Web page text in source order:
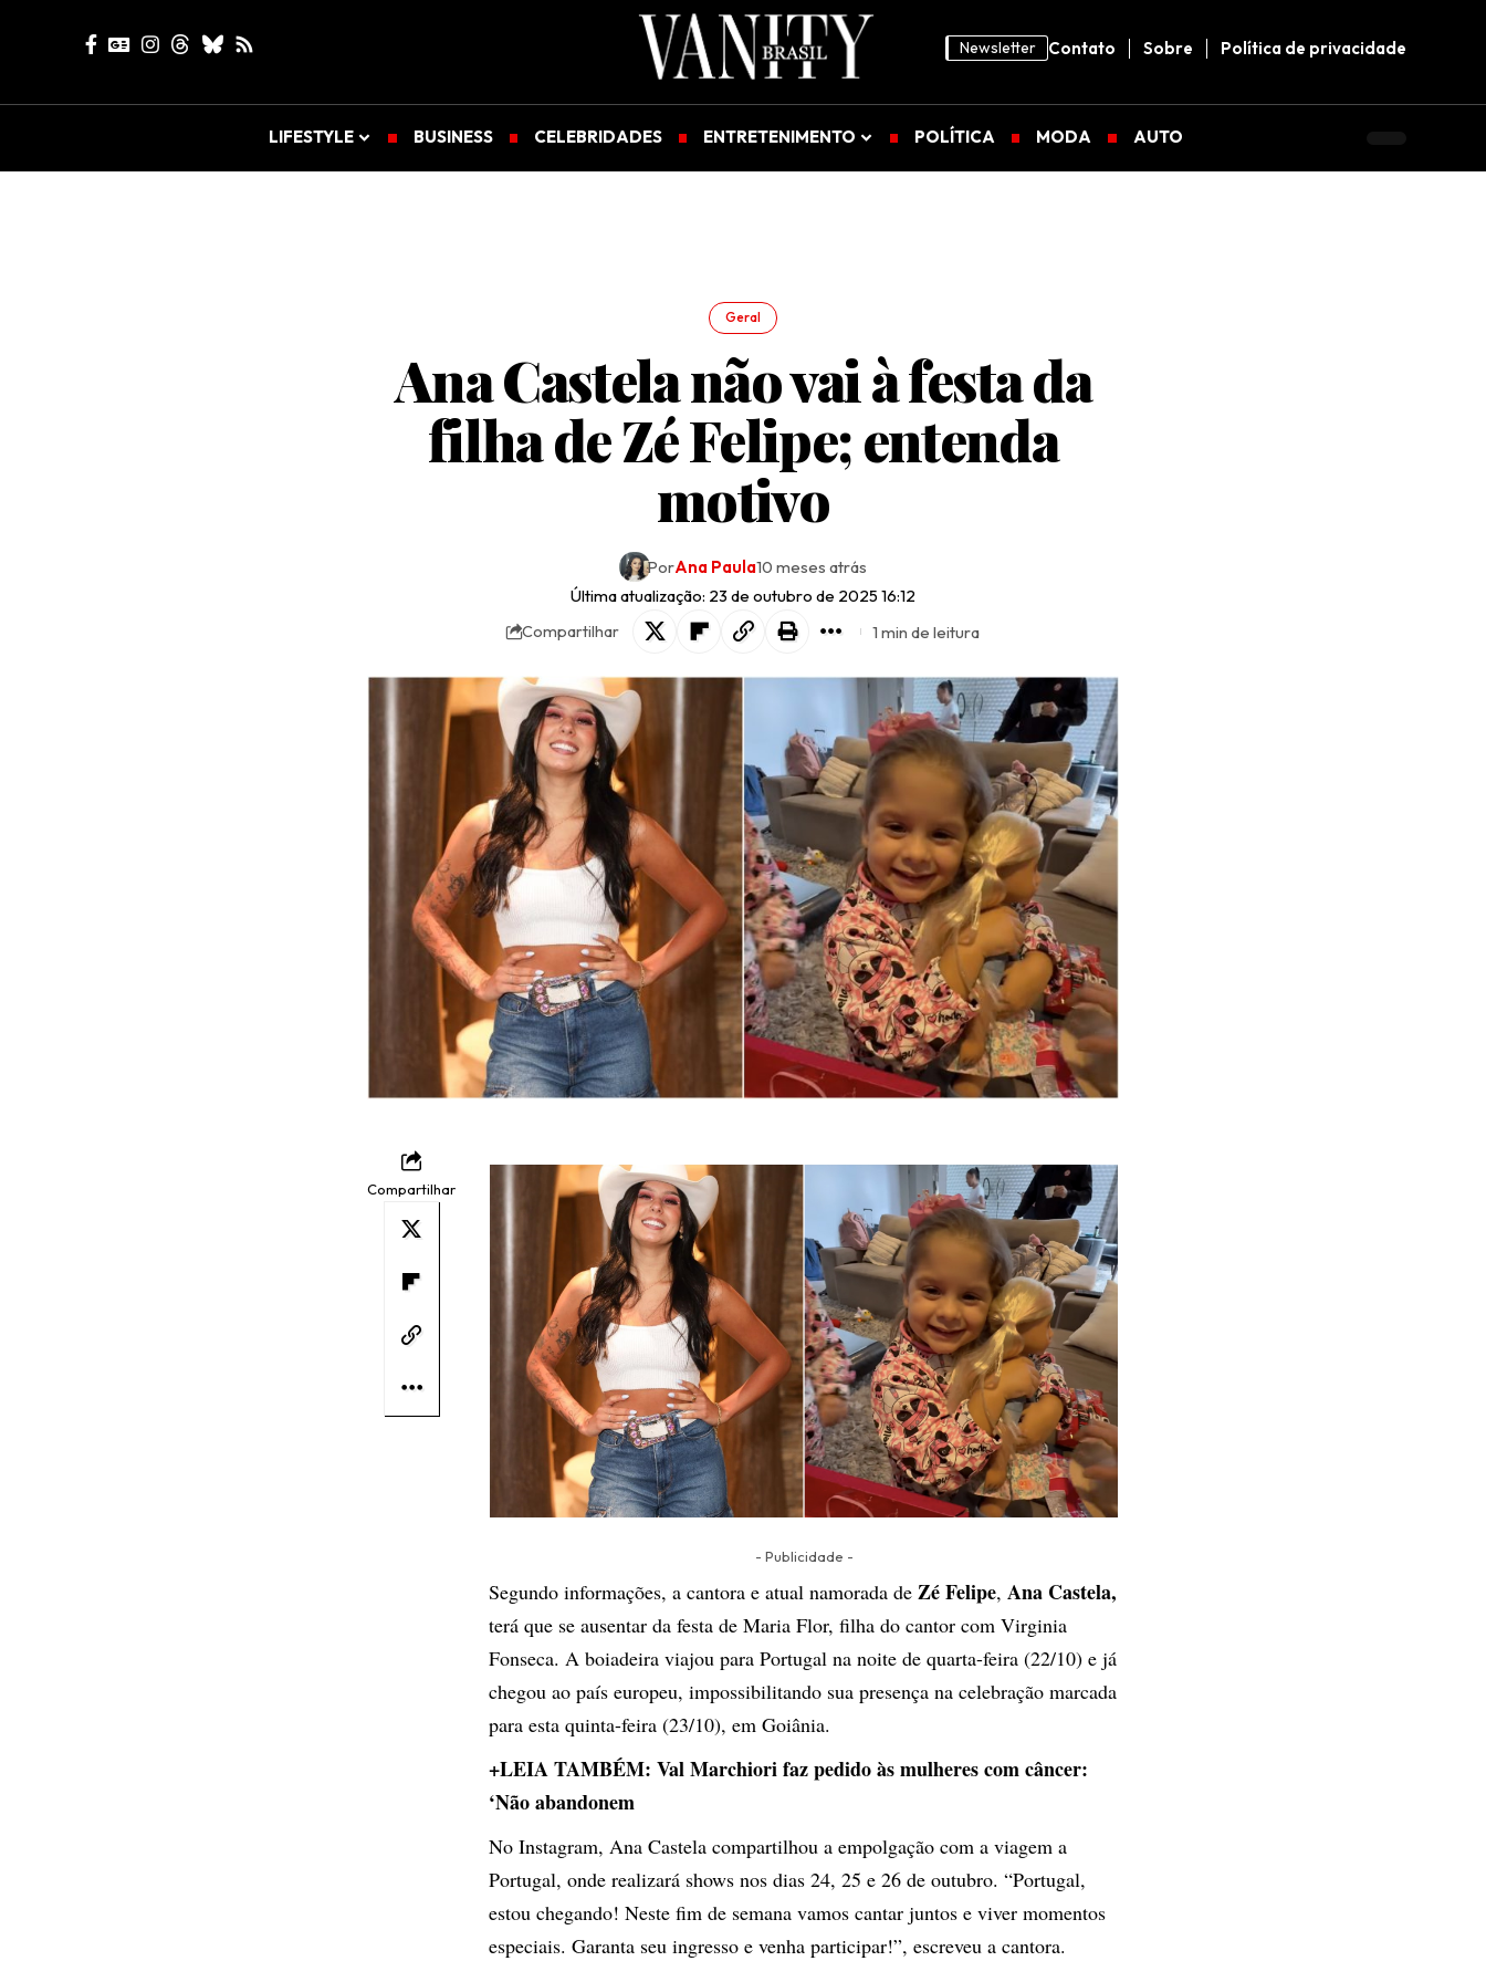
Newsletter Contato Sobre Política de privacidade
LIFESTYLE BUSINESS CELEBRIDADES ENTRETENIMENTO POLÍTICA MODA AUTO
Geral
Ana Castela não vai à festa da
filha de Zé Felipe; entenda
motivo
Última atualização: 23 de outubro de 2025 16:12
PorAna Paula10 meses atrás
Compartilhar 1 min de leitura
Compartilhar
- Publicidade -
Segundo informações, a cantora e atual namorada de Zé Felipe, Ana Castela,
terá que se ausentar da festa de Maria Flor, filha do cantor com Virginia
Fonseca. A boiadeira viajou para Portugal na noite de quarta-feira (22/10) e já
chegou ao país europeu, impossibilitando sua presença na celebração marcada
para esta quinta-feira (23/10), em Goiânia.
+LEIA TAMBÉM: Val Marchiori faz pedido às mulheres com câncer:
‘Não abandonem
No Instagram, Ana Castela compartilhou a empolgação com a viagem a
Portugal, onde realizará shows nos dias 24, 25 e 26 de outubro. “Portugal,
estou chegando! Neste fim de semana vamos cantar juntos e viver momentos
especiais. Garanta seu ingresso e venha participar!”, escreveu a cantora.